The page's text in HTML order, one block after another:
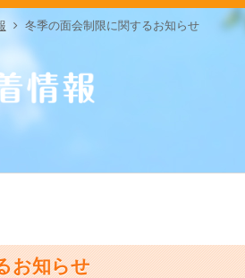
冬季の面会制限に関するお知らせ
お知らせ